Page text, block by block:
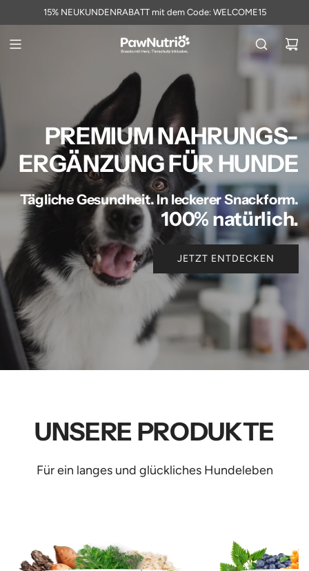
15% NEUKUNDENRABATT mit dem Code: WELCOME15
PREMIUM NAHRUNGS-
ERGÄNZUNG FÜR HUNDE
Tägliche Gesundheit. In leckerer Snackform.
100% natürlich.
JETZT ENTDECKEN
UNSERE PRODUKTE
Für ein langes und glückliches Hundeleben